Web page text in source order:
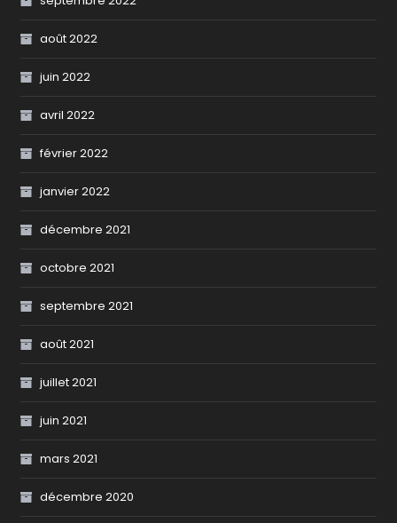
août 2022
juin 2022
avril 2022
février 2022
janvier 2022
décembre 2021
octobre 2021
septembre 2021
août 2021
juillet 2021
juin 2021
mars 2021
décembre 2020